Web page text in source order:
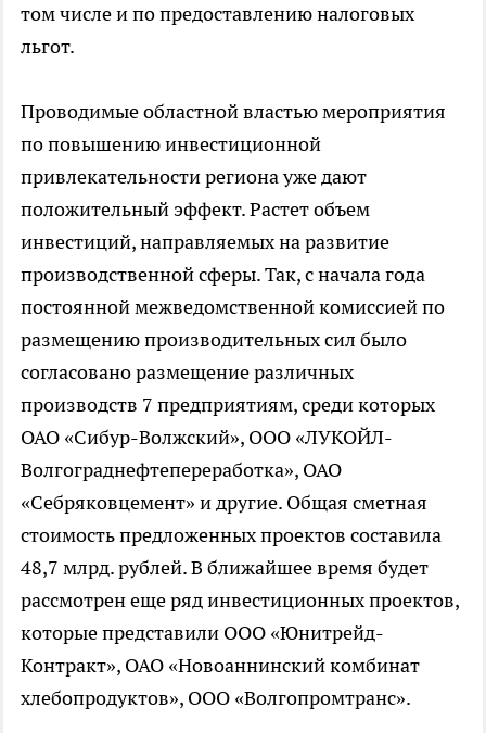
том числе и по предоставлению налоговых
льгот.
Проводимые областной властью мероприятия
по повышению инвестиционной
привлекательности региона уже дают
положительный эффект. Растет объем
инвестиций, направляемых на развитие
производственной сферы. Так, с начала года
постоянной межведомственной комиссией по
размещению производительных сил было
согласовано размещение различных
производств 7 предприятиям, среди которых
ОАО «Сибур-Волжский», ООО «ЛУКОЙЛ-
Волгограднефтепереработка», ОАО
«Себряковцемент» и другие. Общая сметная
стоимость предложенных проектов составила
48,7 млрд. рублей. В ближайшее время будет
рассмотрен еще ряд инвестиционных проектов,
которые представили ООО «Юнитрейд-
Контракт», ОАО «Новоаннинский комбинат
хлебопродуктов», ООО «Волгопромтранс».